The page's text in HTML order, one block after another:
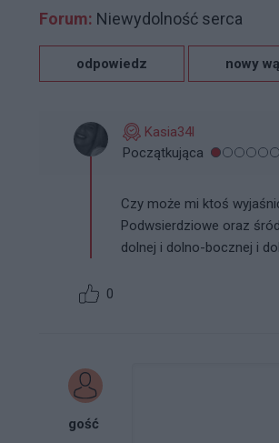
Forum: Niewydolność serca
odpowiedz nowy
Kasia34l
Początkująca
Czy może mi ktoś
Podwsierdziowe oraz
dolnej i dolno-bocznej i
0
gość